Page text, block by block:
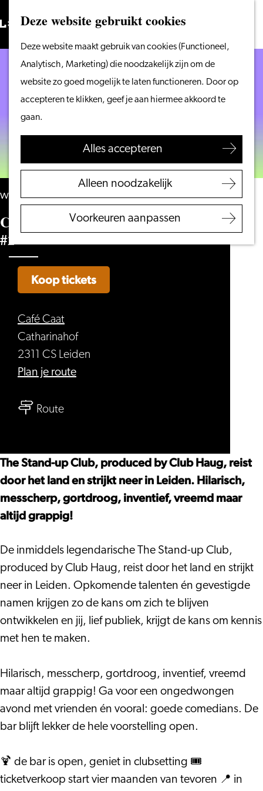
Deze website gebruikt cookies
Deze website maakt gebruik van cookies (Functioneel,
Analytisch, Marketing) die noodzakelijk zijn om de
website zo goed mogelijk te laten functioneren. Door op
accepteren te klikken, geef je aan hiermee akkoord te
gaan.
Alles accepteren
Alleen noodzakelijk
Voorkeuren aanpassen
Ga
naar
homepage
Menu
ZoekenVanaf het water
wandelen
Winkelen
Eten & drinken
Met kinderen
VVV Leiden
Bereikbaarheid
Regio Leiden
Zoeken
woensdag 11 november
Caat Comedy – The Stand-up Club
#2
Café Caat
Catharinahof
2311 CS Leiden
Plan je routenaar
Stand-
up
Club
Routenaar
–
The
Stand-
up
#2
Koop tickets
The Stand-up Club, produced by Club Haug, reist
door het land en strijkt neer in Leiden. Hilarisch,
messcherp, gortdroog, inventief, vreemd maar
altijd grappig!
De inmiddels legendarische The Stand-up Club,
produced by Club Haug, reist door het land en strijkt
neer in Leiden. Opkomende talenten én gevestigde
namen krijgen zo de kans om zich te blijven
ontwikkelen en jij, lief publiek, krijgt de kans om kennis
met hen te maken.
Hilarisch, messcherp, gortdroog, inventief, vreemd
maar altijd grappig! Ga voor een ongedwongen
avond met vrienden én vooral: goede comedians. De
bar blijft lekker de hele voorstelling open.
🍹 de bar is open, geniet in clubsetting 🎟️
ticketverkoop start vier maanden van tevoren 📍 in